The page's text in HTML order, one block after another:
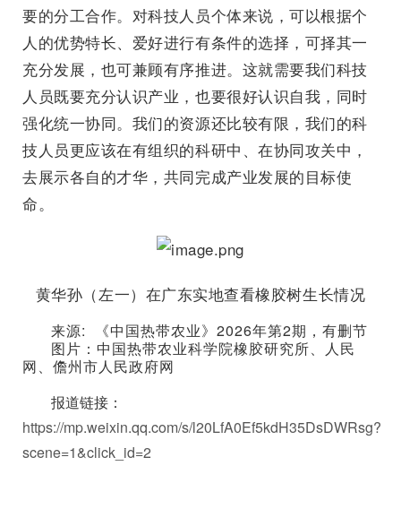
要的分工合作。对科技人员个体来说，可以根据个
人的优势特长、爱好进行有条件的选择，可择其一
充分发展，也可兼顾有序推进。这就需要我们科技
人员既要充分认识产业，也要很好认识自我，同时
强化统一协同。我们的资源还比较有限，我们的科
技人员更应该在有组织的科研中、在协同攻关中，
去展示各自的才华，共同完成产业发展的目标使
命。
黄华孙（左一）在广东实地查看橡胶树生长情况
来源: 《中国热带农业》2026年第2期，有删节
图片：中国热带农业科学院橡胶研究所、
人民
网、 儋州市人民政府网
报道链接：
https://mp.weixin.qq.com/s/l20LfA0Ef5kdH35DsDWRsg?
scene=1&click_id=2